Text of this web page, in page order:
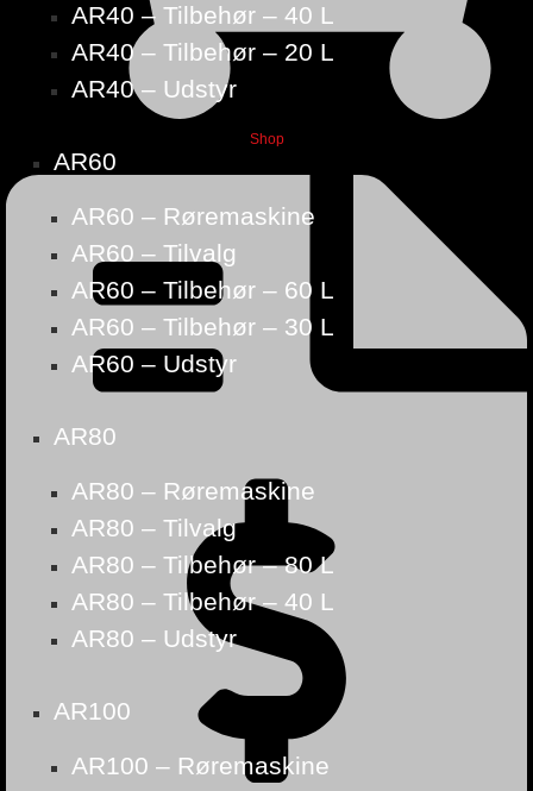
Shop
AR40 – Tilbehør – 40 L
AR40 – Tilbehør – 20 L
AR40 – Udstyr
AR60
AR60 – Røremaskine
AR60 – Tilvalg
AR60 – Tilbehør – 60 L
AR60 – Tilbehør – 30 L
AR60 – Udstyr
AR80
AR80 – Røremaskine
AR80 – Tilvalg
AR80 – Tilbehør – 80 L
AR80 – Tilbehør – 40 L
AR80 – Udstyr
AR100
AR100 – Røremaskine